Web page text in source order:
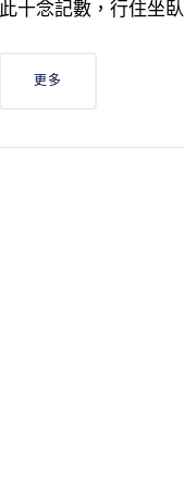
此十念記數，行住坐
更多